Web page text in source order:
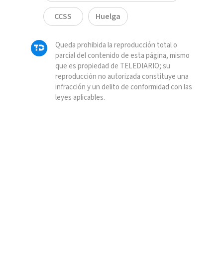
CCSS Huelga
Queda prohibida la reproducción total o
parcial del contenido de esta página, mismo
que es propiedad de TELEDIARIO; su
reproducción no autorizada constituye una
infracción y un delito de conformidad con las
leyes aplicables.